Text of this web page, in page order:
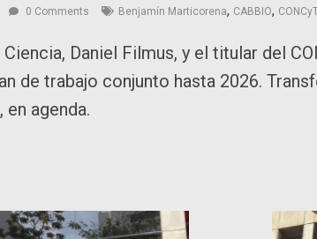
0 Comments Benjamín Marticorena, CABBIO,
Daniel Filmus, y el titular del
de trabajo conjunto hasta 2026.
agenda.